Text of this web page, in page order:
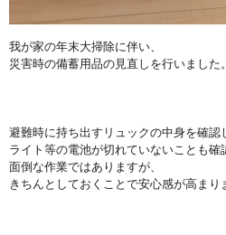
我が家の年末大掃除に伴い、
災害時の備蓄用品の見直しを行いました。
避難時に持ち出すリュックの中身を確認
ライト等の電池が切れていないことも確
面倒な作業ではありますが、
きちんとしておくことで安心感が高まり